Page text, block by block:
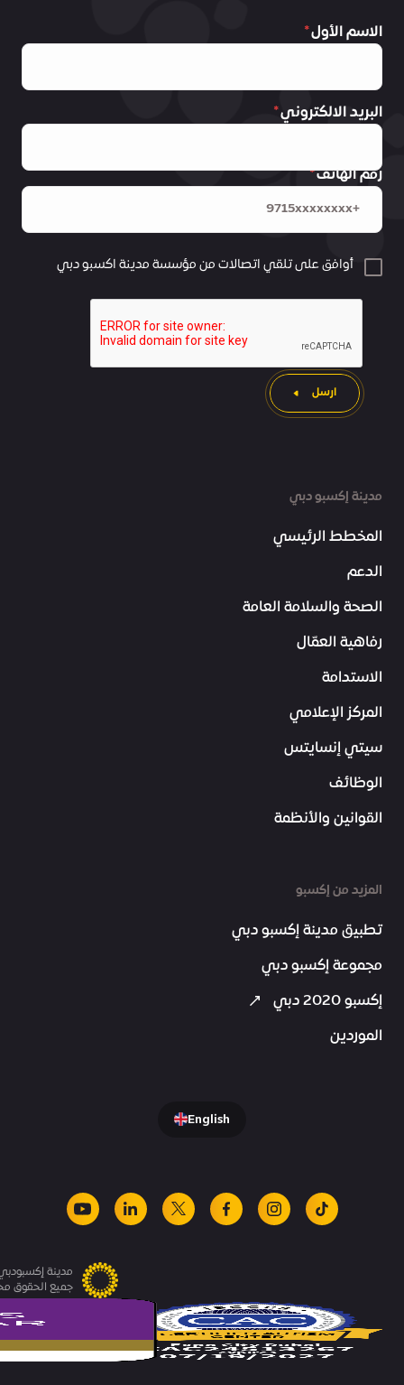
مدينة إكسبو دبي
المخطط الرئيسي
الدعم
الصحة والسلامة العامة
رفاهية العمّال
الاستدامة
المركز الإعلامي
سيتي إنسايتس
الوظائف
القوانين والأنظمة
المزيد من إكسبو
تطبيق مدينة إكسبو دبي
مجموعة إكسبو دبي
إكسبو 2020 دبي
الموردين
الاسم الأول
البريد الالكتروني
رقم الهاتف
أوافق على تلقي اتصالات من مؤسسة مدينة اكسبو دبي
ارسل
English
tiktok
instagram
facebook
x
linkedin
youtube
مدينة
جميع الحقوق